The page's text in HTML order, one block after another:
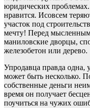
юридических
нравится. Исовсем
участок под
мечту! Перед
маниловские дворцы,
железобетон или дерево.
Упродавца правда одна,
может быть несколько.
собственные деньги
время он получает
поучиться на чужих